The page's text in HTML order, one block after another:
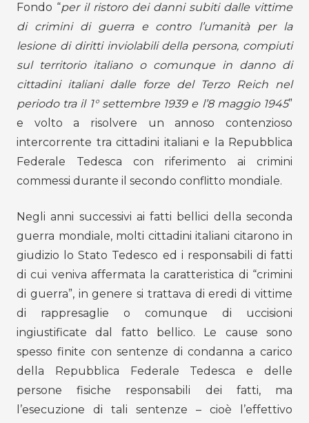
Fondo “per il ristoro dei danni subiti dalle vittime
di crimini di guerra e contro l’umanità per la
lesione di diritti inviolabili della persona, compiuti
sul territorio italiano o comunque in danno di
cittadini italiani dalle forze del Terzo Reich nel
periodo tra il 1° settembre 1939 e l’8 maggio 1945”
e volto a risolvere un annoso contenzioso
intercorrente tra cittadini italiani e la Repubblica
Federale Tedesca con riferimento ai crimini
commessi durante il secondo conflitto mondiale.
Negli anni successivi ai fatti bellici della seconda
guerra mondiale, molti cittadini italiani citarono in
giudizio lo Stato Tedesco ed i responsabili di fatti
di cui veniva affermata la caratteristica di “crimini
di guerra”, in genere si trattava di eredi di vittime
di rappresaglie o comunque di uccisioni
ingiustificate dal fatto bellico. Le cause sono
spesso finite con sentenze di condanna a carico
della Repubblica Federale Tedesca e delle
persone fisiche responsabili dei fatti, ma
l’esecuzione di tali sentenze – cioè l’effettivo